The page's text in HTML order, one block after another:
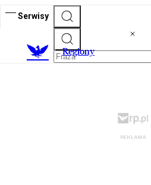
Serwisy
Regiony